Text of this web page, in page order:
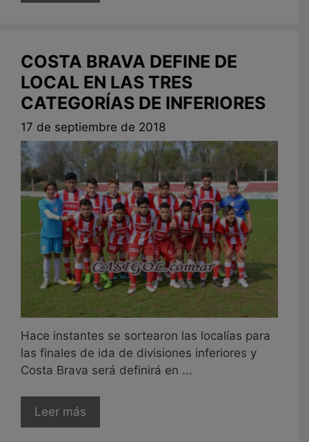
COSTA BRAVA DEFINE DE
LOCAL EN LAS TRES
CATEGORÍAS DE INFERIORES
17 de septiembre de 2018
Hace instantes se sortearon las localías para
las finales de ida de divisiones inferiores y
Costa Brava será definirá en ...
Leer más